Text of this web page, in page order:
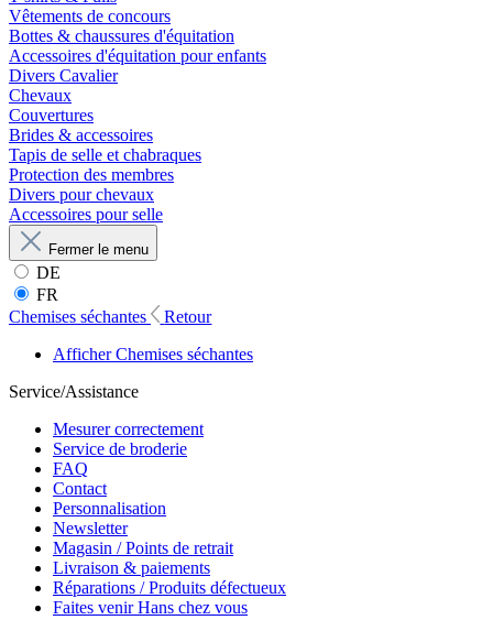
Vêtements de concours
Bottes & chaussures d'équitation
Accessoires d'équitation pour enfants
Divers Cavalier
Chevaux
Couvertures
Brides & accessoires
Tapis de selle et chabraques
Protection des membres
Divers pour chevaux
Accessoires pour selle
Fermer le menu
DE
FR
Chemises séchantes
Retour
Afficher Chemises séchantes
Service/Assistance
Mesurer correctement
Service de broderie
FAQ
Contact
Personnalisation
Newsletter
Magasin / Points de retrait
Livraison & paiements
Réparations / Produits défectueux
Faites venir Hans chez vous